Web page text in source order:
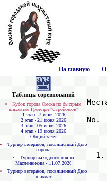
На главную О
Таблицы соревнований
Кубок города Омска по быстрым
шахматам Гран-при "Стройбетон"
1 этап - 7 июня 2026
2 этап - 21 июня 2026
3 этап - 05 июля 2026
4 этап - 19 июля 2026
Общий зачет
Турнир ветеранов, посвященный Дню
города
Турнир выходного дня на
Масленникова - 11.07.2026
Турнир ветеранов, посвященный Дню
шахмат
No.
1.